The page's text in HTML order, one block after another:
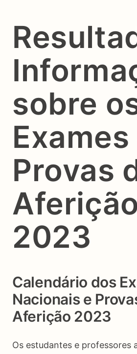
sobre
Exames
Provas
Aferição
2023
Calendário dos
Nacionais e
Aferição 2023
Os estudantes e professores